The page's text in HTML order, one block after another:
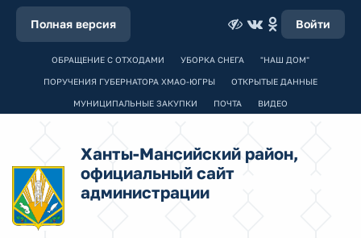
Полная версия Войти
ОБРАЩЕНИЕ С ОТХОДАМИ УБОРКА СНЕГА "НАШ ДОМ"
ПОРУЧЕНИЯ ГУБЕРНАТОРА ХМАО-ЮГРЫ ОТКРЫТЫЕ ДАННЫЕ
МУНИЦИПАЛЬНЫЕ ЗАКУПКИ ПОЧТА ВИДЕО
Ханты-Мансийский район,
официальный сайт
администрации